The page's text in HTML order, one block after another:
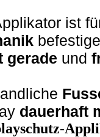
ist
gerade und
dauerhaft